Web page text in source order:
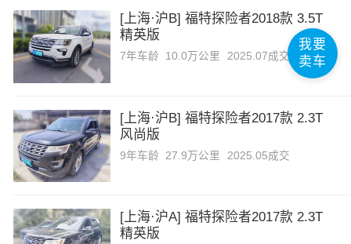
长城
成功汽车
长江EV
长安凯程
[上海·沪B] 福特探险者2018款 3.5T
精英版
7年车龄 10.0万公里 2025.07成交
[上海·沪B] 福特探险者2017款 2.3T
风尚版
9年车龄 27.9万公里 2025.05成交
[上海·沪A] 福特探险者2017款 2.3T
精英版
我要
卖车